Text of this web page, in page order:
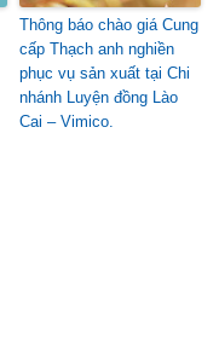
Thông báo chào giá Cung
cấp Thạch anh nghiền
phục vụ sản xuất tại Chi
nhánh Luyện đồng Lào
Cai – Vimico.